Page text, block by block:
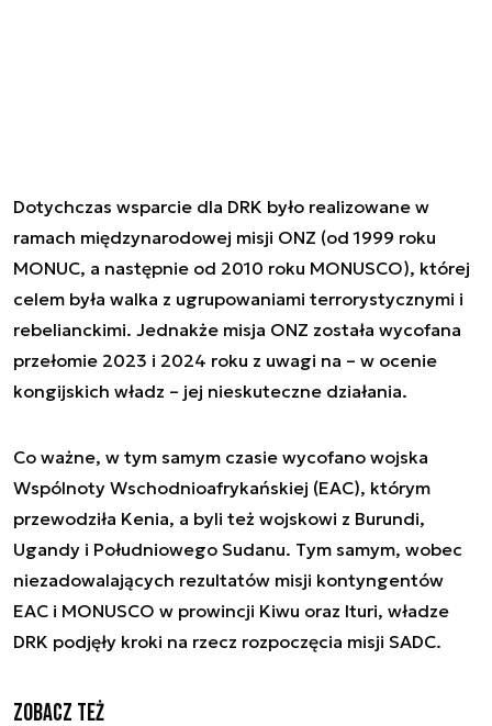
Dotychczas wsparcie dla DRK było realizowane w
ramach międzynarodowej misji ONZ (od 1999 roku
MONUC, a następnie od 2010 roku MONUSCO), której
celem była walka z ugrupowaniami terrorystycznymi i
rebelianckimi. Jednakże misja ONZ została wycofana
przełomie 2023 i 2024 roku z uwagi na – w ocenie
kongijskich władz – jej nieskuteczne działania.
Co ważne, w tym samym czasie wycofano wojska
Wspólnoty Wschodnioafrykańskiej (EAC), którym
przewodziła Kenia, a byli też wojskowi z Burundi,
Ugandy i Południowego Sudanu. Tym samym, wobec
niezadowalających rezultatów misji kontyngentów
EAC i MONUSCO w prowincji Kiwu oraz Ituri, władze
DRK podjęły kroki na rzecz rozpoczęcia misji SADC.
Zobacz też